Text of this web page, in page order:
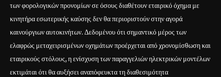
των φορολογικών προνομίων σε όσους διαθέτουν εταιρικό όχημα με
κινητήρα εσωτερικής καύσης δεν θα περιοριστούν στην αγορά
καινούργιων αυτοκινήτων. Δεδομένου ότι σημαντικό μέρος των
ελαφρώς μεταχειρισμένων οχημάτων προέρχεται από χρονομίσθωση και
εταιρικούς στόλους, η ενίσχυση των παραγγελιών ηλεκτρικών μοντέλων
εκτιμάται ότι θα αυξήσει αναπόφευκτα τη διαθεσιμότητα